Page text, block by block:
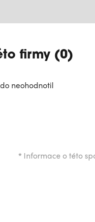
firmy (0)
neohodnotil
* Informace o této